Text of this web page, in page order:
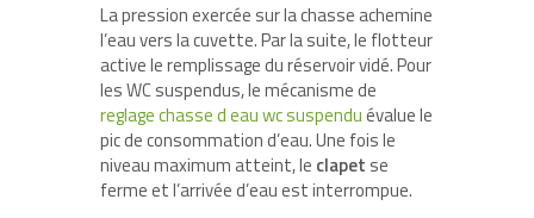
La pression exercée sur la chasse achemine
l’eau vers la cuvette. Par la suite, le flotteur
active le remplissage du réservoir vidé. Pour
les WC suspendus, le mécanisme de
reglage chasse d eau wc suspenduévalue le
pic de consommation d’eau. Une fois le
niveau maximum atteint, le clapet se
ferme et l’arrivée d’eau est interrompue.